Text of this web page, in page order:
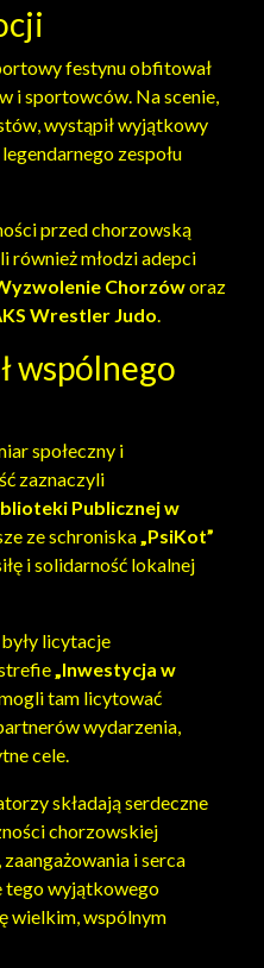
festynu obfitował
i sportowców. Na scenie,
wystąpił wyjątkowy
zespołu
przed chorzowską
również młodzi adepci
Chorzóworaz
Wrestler Judo.
wspólnego
społeczny i
zaznaczyli
Publicznej w
ze schroniska„PsiKot”
i solidarność lokalnej
licytacje
„Inwestycja w
tam licytować
wydarzenia,
cele.
składają serdeczne
chorzowskiej
i serca
tego wyjątkowego
wielkim, wspólnym